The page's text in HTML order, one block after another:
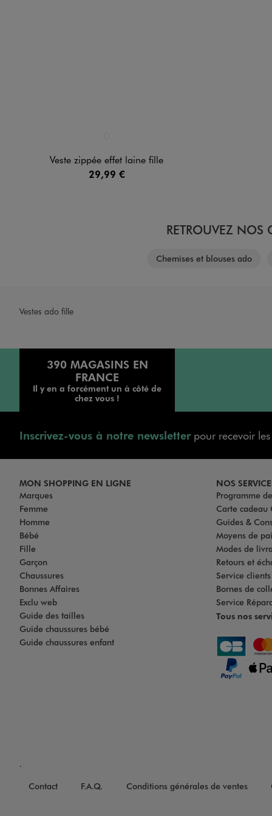
Veste zippée effet laine fille
29,99 €
RETROUVEZ NOS
Chemises et blouses ado
Vestes ado fille
390 MAGASINS EN
FRANCE
Il y en a forcément un à côté de
chez vous !
Inscrivez-vous à notre newsletterpour recevoir
MON SHOPPING EN LIGNE
Marques
Femme
Homme
Bébé
Fille
Garçon
Chaussures
Bonnes Affaires
Exclu web
Guide des tailles
Guide chaussures bébé
Guide chaussures enfant
NOS
Programme
Carte cadeau
Guides &
Moyens de
Modes de
Retours et
Service
Bornes de
Service
Tous nos
.
Contact
F.A.Q. Conditions générales de ventes